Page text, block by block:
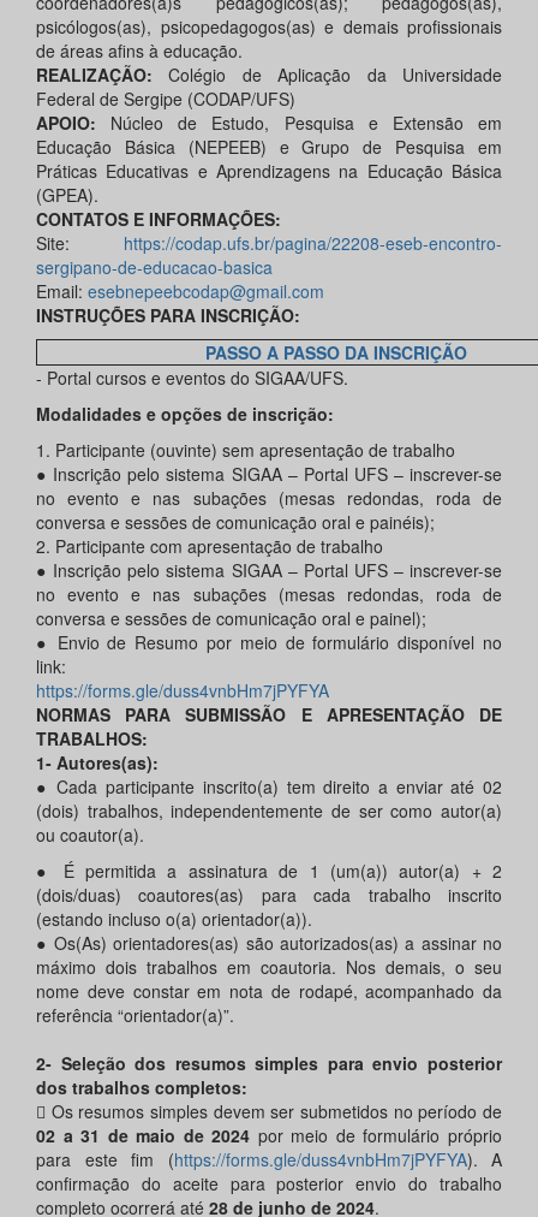
psicólogos(as), psicopedagogos(as) e demais profissionais
de áreas afins à educação.
REALIZAÇÃO: Colégio de Aplicação da Universidade
Federal de Sergipe (CODAP/UFS)
APOIO: Núcleo de Estudo, Pesquisa e Extensão em
Educação Básica (NEPEEB) e Grupo de Pesquisa em
Práticas Educativas e Aprendizagens na Educação Básica
(GPEA).
CONTATOS E INFORMAÇÕES:
Site: https://codap.ufs.br/pagina/22208-eseb-encontro-
sergipano-de-educacao-basica
Email: esebnepeebcodap@gmail.com
INSTRUÇÕES PARA INSCRIÇÃO:
PASSO A PASSO DA INSCRIÇÃO
- Portal cursos e eventos do SIGAA/UFS.
Modalidades e opções de inscrição:
1. Participante (ouvinte) sem apresentação de trabalho
● Inscrição pelo sistema SIGAA – Portal UFS – inscrever-se
no evento e nas subações (mesas redondas, roda de
conversa e sessões de comunicação oral e painéis);
2. Participante com apresentação de trabalho
● Inscrição pelo sistema SIGAA – Portal UFS – inscrever-se
no evento e nas subações (mesas redondas, roda de
conversa e sessões de comunicação oral e painel);
● Envio de Resumo por meio de formulário disponível no
link:
https://forms.gle/duss4vnbHm7jPYFYA
NORMAS PARA SUBMISSÃO E APRESENTAÇÃO DE
TRABALHOS:
1- Autores(as):
● Cada participante inscrito(a) tem direito a enviar até 02
(dois) trabalhos, independentemente de ser como autor(a)
ou coautor(a).
● É permitida a assinatura de 1 (um(a)) autor(a) + 2
(dois/duas) coautores(as) para cada trabalho inscrito
(estando incluso o(a) orientador(a)).
● Os(As) orientadores(as) são autorizados(as) a assinar no
máximo dois trabalhos em coautoria. Nos demais, o seu
nome deve constar em nota de rodapé, acompanhado da
referência “orientador(a)”.
2- Seleção dos resumos simples para envio posterior
dos trabalhos completos:
 Os resumos simples devem ser submetidos no período de
02 a 31 de maio de 2024 por meio de formulário próprio
para este fim (https://forms.gle/duss4vnbHm7jPYFYA). A
confirmação do aceite para posterior envio do trabalho
completo ocorrerá até 28 de junho de 2024.